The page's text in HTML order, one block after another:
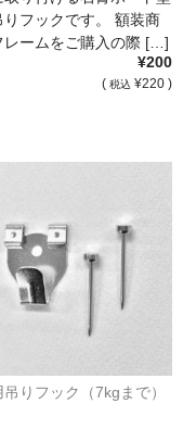
りフックです。 額装商
レームをご購入の際 […]
¥200
( 税込 ¥220 )
りフック（7kgまで）